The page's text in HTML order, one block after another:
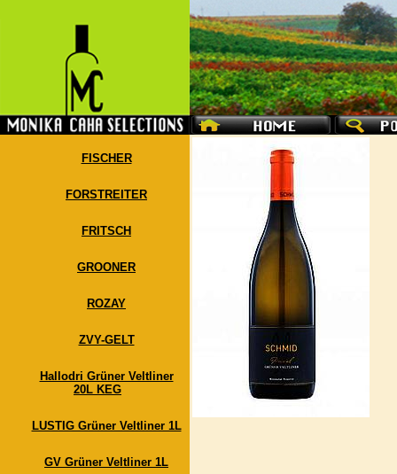
FISCHER
FORSTREITER
FRITSCH
GROONER
ROZAY
ZVY-GELT
Hallodri Grüner Veltliner
20L KEG
LUSTIG Grüner Veltliner 1L
GV Grüner Veltliner 1L